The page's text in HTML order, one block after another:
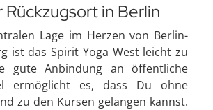
Rückzugsort in Berlin
Lage im Herzen von Berlin-
ist das Spirit Yoga West leicht zu
gute Anbindung an öffentliche
ermöglicht es, dass Du ohne
zu den Kursen gelangen kannst.